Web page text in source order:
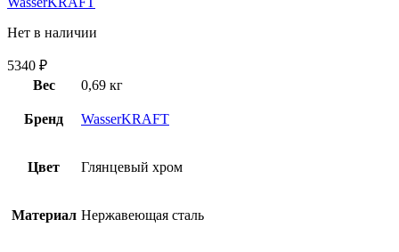
Нет в наличии
5340 ₽
Вес
0,69 кг
Бренд WasserKRAFT
Цвет Глянцевый хром
Материал Нержавеющая сталь